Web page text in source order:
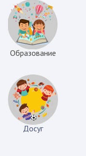
Образование
Досуг